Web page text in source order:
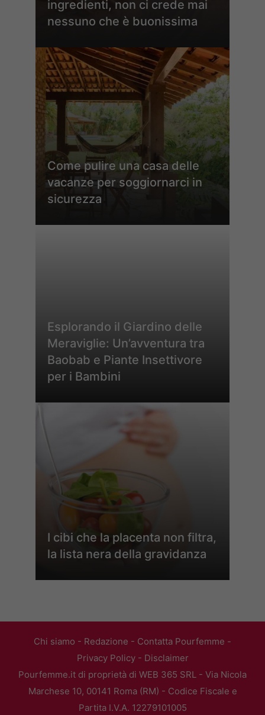
ingredienti, non ci crede mai
nessuno che è buonissima
Come pulire una casa delle
vacanze per soggiornarci in
sicurezza
Esplorando il Giardino delle
Meraviglie: Un’avventura tra
Baobab e Piante Insettivore
per i Bambini
I cibi che la placenta non filtra,
la lista nera della gravidanza
Chi siamo - Redazione - Contatta Pourfemme -
Privacy Policy- Disclaimer
Pourfemme.it di proprietà di WEB 365 SRL - Via Nicola
Marchese 10, 00141 Roma (RM) - Codice Fiscale e
Partita I.V.A. 12279101005